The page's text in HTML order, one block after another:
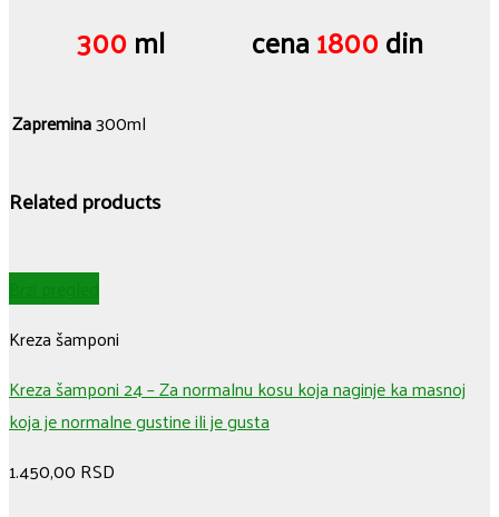
300ml cena1800din
Zapremina300ml
Related products
Kreza šamponi
Kreza šamponi 24 – Za normalnu kosu koja naginje ka masnoj
koja je normalne gustine ili je gusta
1.450,00 RSD